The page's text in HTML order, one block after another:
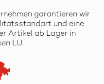
garantieren wir
und eine
Artikel ab Lager in
LU.